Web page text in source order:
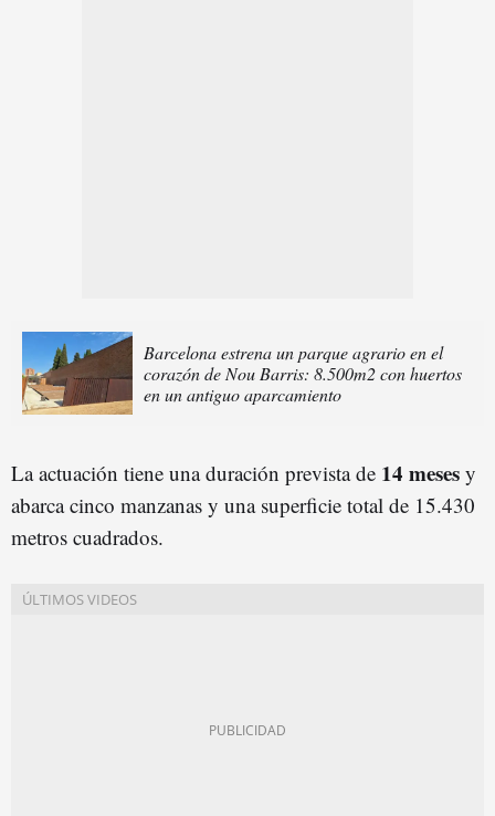
Barcelona estrena un parque agrario en el
corazón de Nou Barris: 8.500m2 con huertos
en un antiguo aparcamiento
La actuación tiene una duración prevista de 14 meses y
abarca cinco manzanas y una superficie total de 15.430
metros cuadrados.